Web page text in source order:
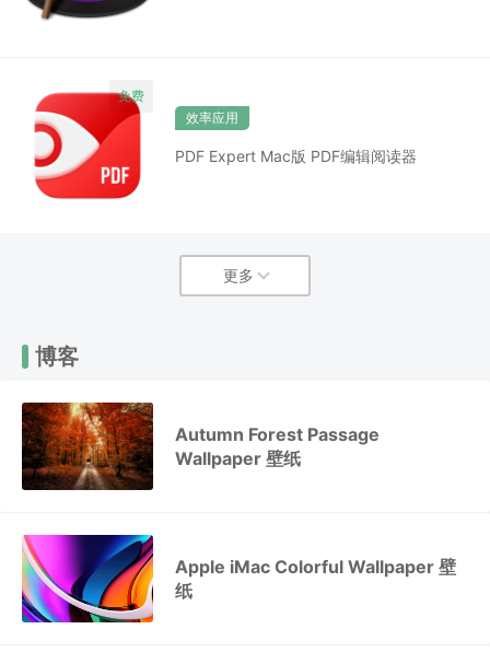
效率应用
PDF Expert Mac版 PDF编辑阅读器
更多
博客
Autumn Forest Passage
Wallpaper 壁纸
Apple iMac Colorful Wallpaper 壁
纸